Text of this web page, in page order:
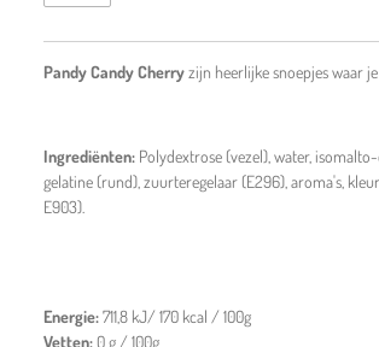
Pandy Candy Cherryzijn heerlijke snoepjes waar
Ingrediënten: Polydextrose (vezel), water,
gelatine (rund), zuurteregelaar (E296), aroma's,
E903).
Energie:711,8 kJ/ 170 kcal / 100g
Vetten:0 g / 100g